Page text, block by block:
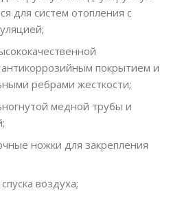
для систем отопления с
покрытием и
ребрами жесткости;
медной трубы и
ножки для закрепления
воздуха;